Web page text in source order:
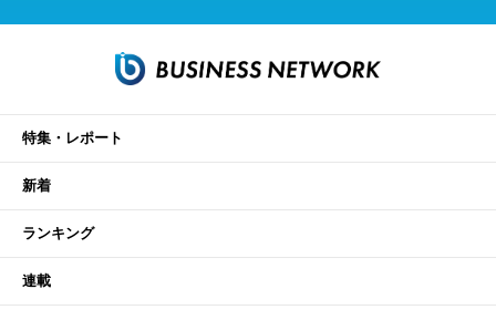
特集・レポート
新着
ランキング
連載